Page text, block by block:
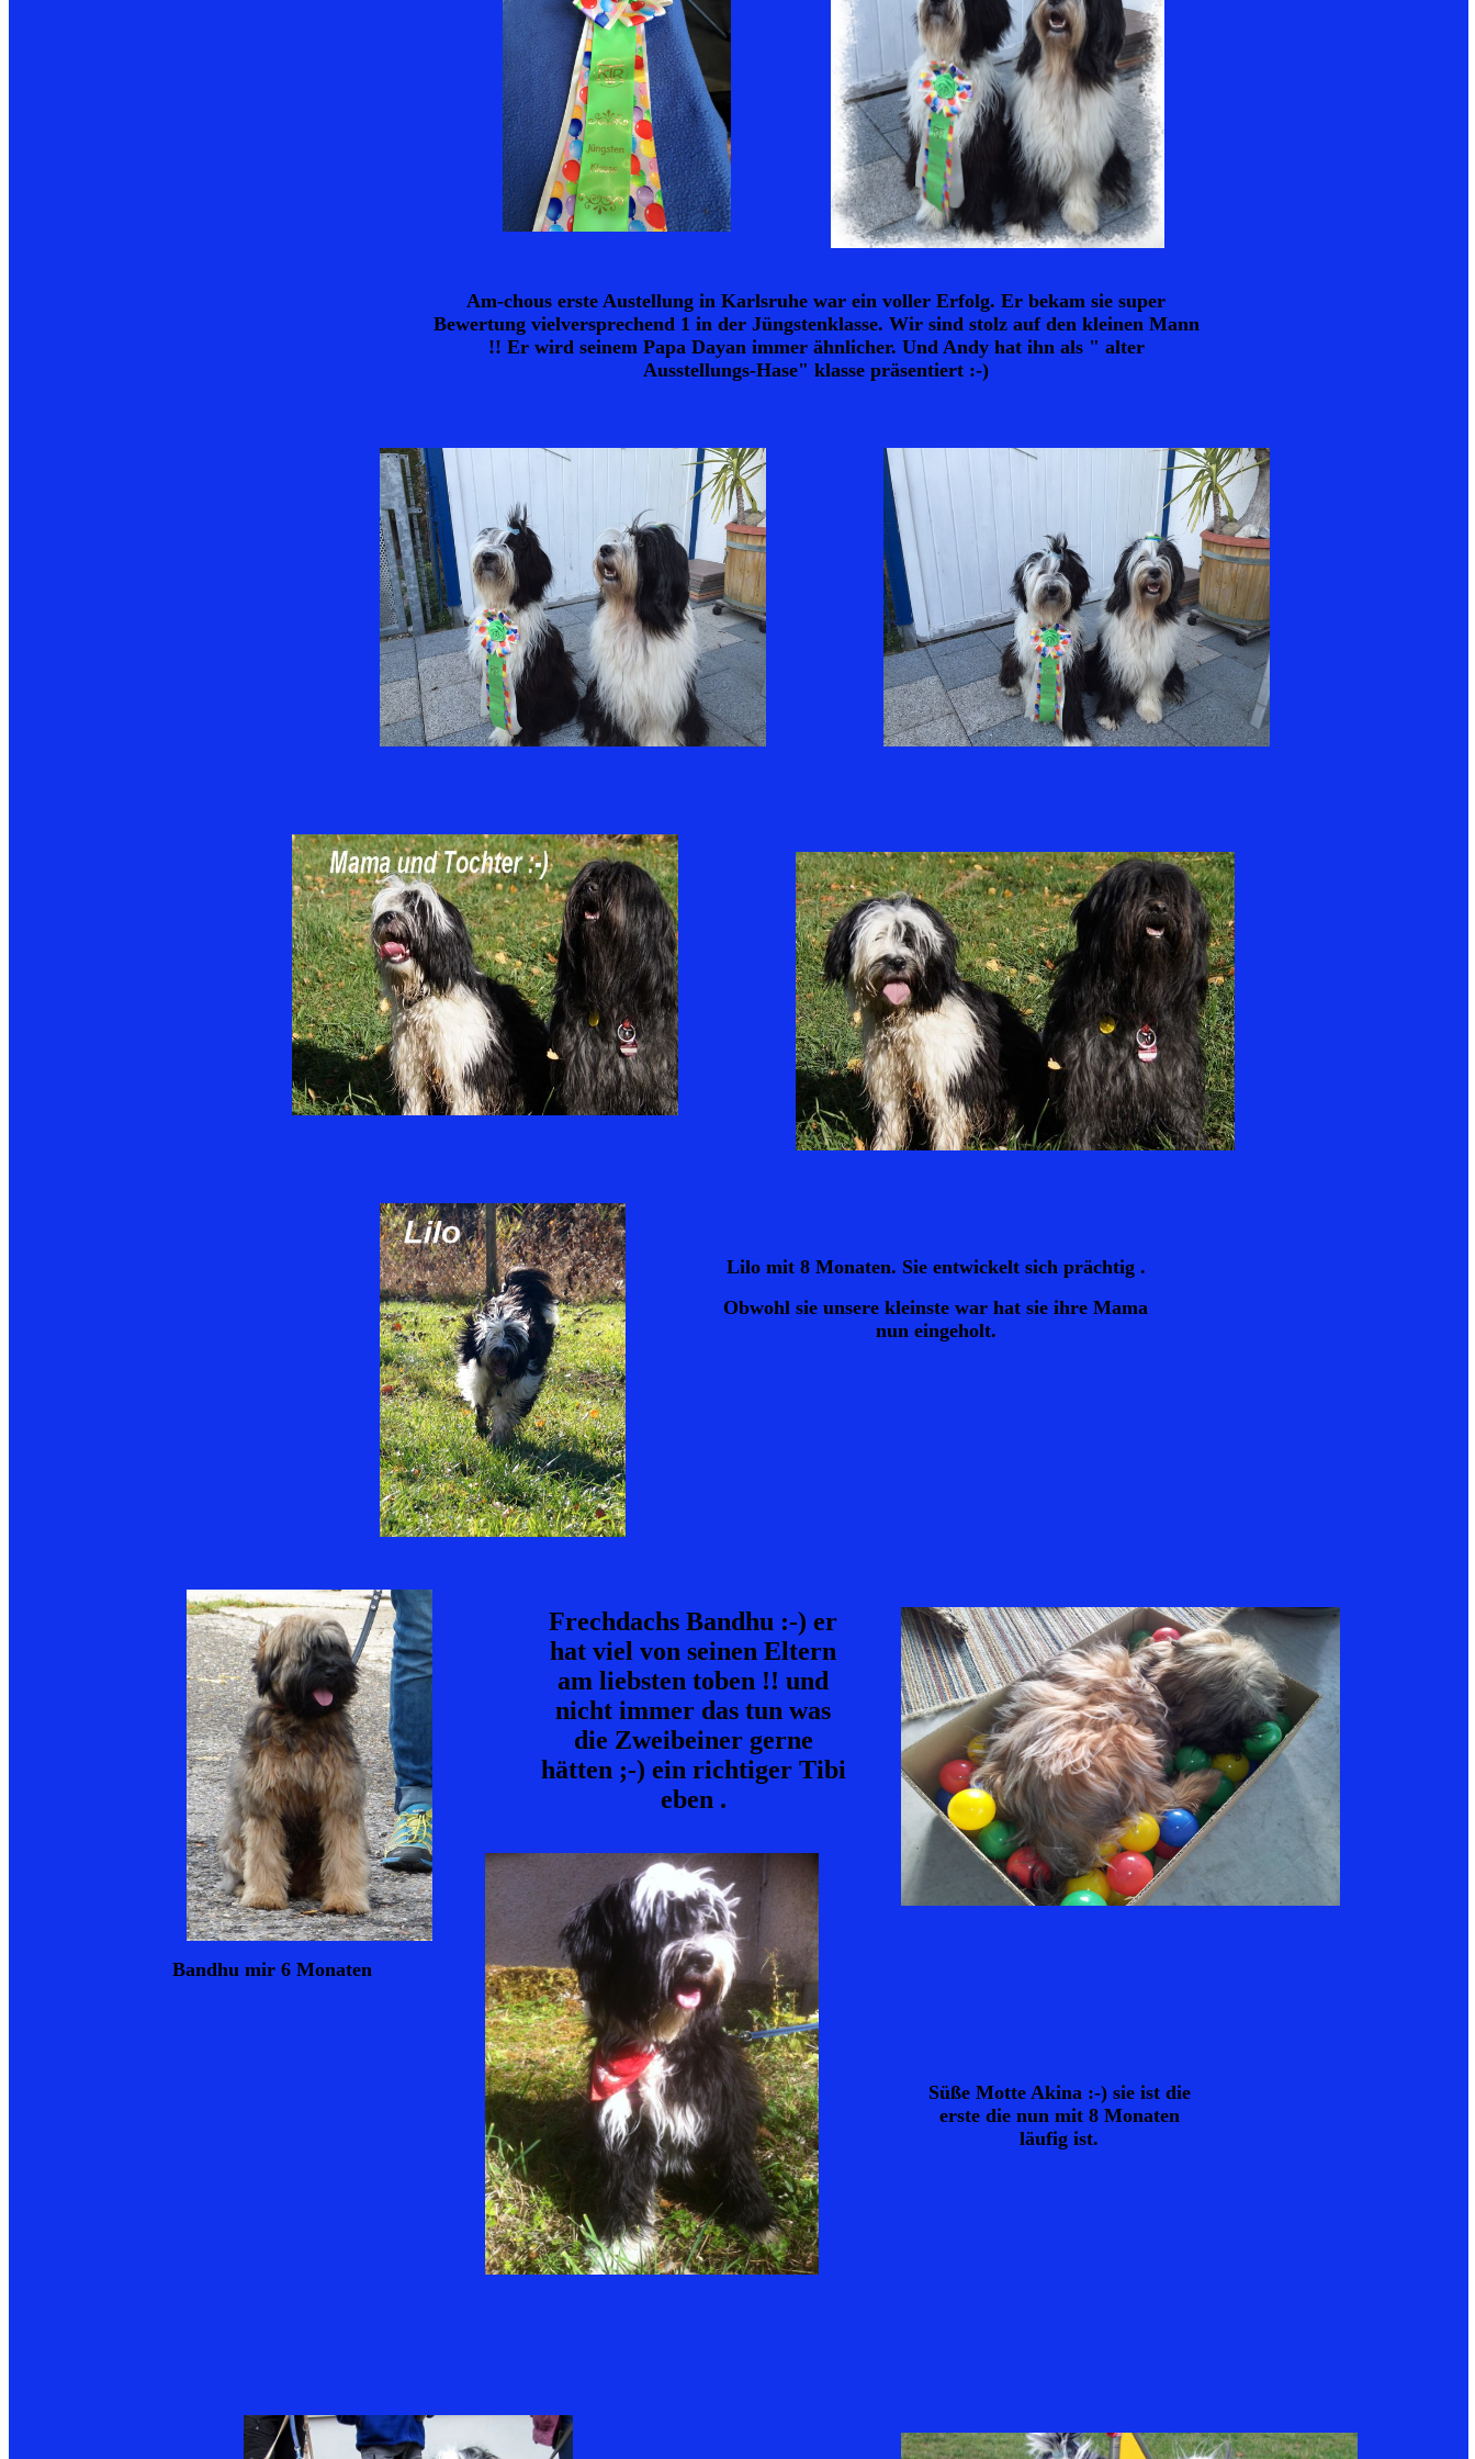
Am-chous erste Austellung in Karlsruhe war ein voller Erfolg. Er bekam sie super
Bewertung vielversprechend 1 in der Jüngstenklasse. Wir sind stolz auf den kleinen Mann
!! Er wird seinem Papa Dayan immer ähnlicher. Und Andy hat ihn als " alter
Ausstellungs-Hase" klasse präsentiert :-)
Lilo mit 8 Monaten. Sie entwickelt sich prächtig .
Obwohl sie unsere kleinste war hat sie ihre Mama
nun eingeholt.
Frechdachs Bandhu :-) er
hat viel von seinen Eltern
am liebsten toben !! und
nicht immer das tun was
die Zweibeiner gerne
hätten ;-) ein richtiger Tibi
eben .
Bandhu mir 6 Monaten
Süße Motte Akina :-) sie ist die
erste die nun mit 8 Monaten
läufig ist.